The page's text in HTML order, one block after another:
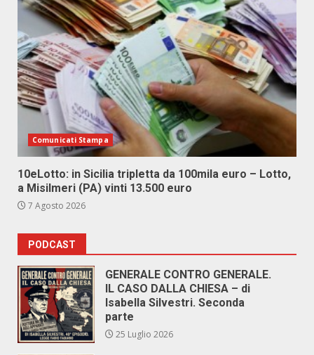
Comunicati Stampa
10eLotto: in Sicilia tripletta da 100mila euro – Lotto,
a Misilmeri (PA) vinti 13.500 euro
7 Agosto 2026
PODCAST
GENERALE CONTRO GENERALE.
IL CASO DALLA CHIESA – di
Isabella Silvestri. Seconda
parte
25 Luglio 2026